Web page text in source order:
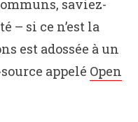
saviez-
– si ce n’est la
est adossée à un
appelé Open